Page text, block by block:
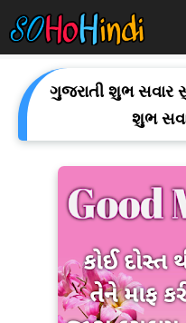
To
Content
ગુજરાતી શુભ સવાર
શુભ